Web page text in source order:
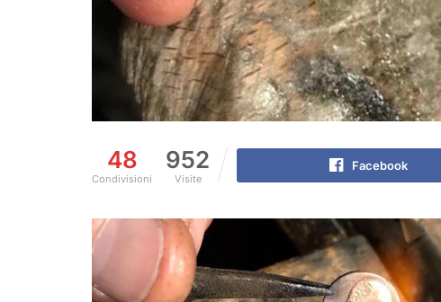
48
Condivisioni
952
Visite
Facebook